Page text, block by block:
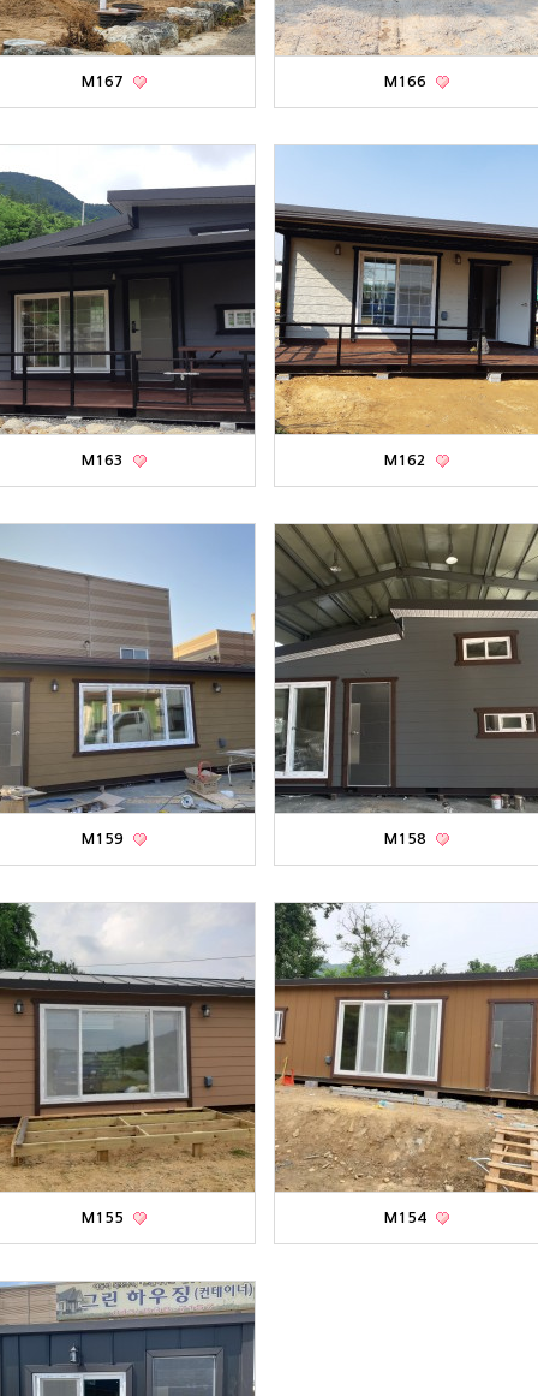
M167 M166
M163 M162
M159 M158
M155 M154